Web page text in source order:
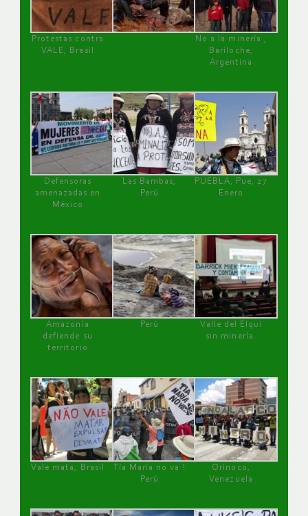
Protestas contra
VALE, Brasil
No a la minería ,
Bariloche,
Argentina
Defensoras
amenazadas en
México
Las Bambas,
Perú
PUEBLA, Pue, 27
Enero
Amazonía
defiende su
territorio
Perú
Valle del Elqui
sin minería.
Vale mata, Brasil
Tía María no va !
Perú
Orinoco,
Venezuela